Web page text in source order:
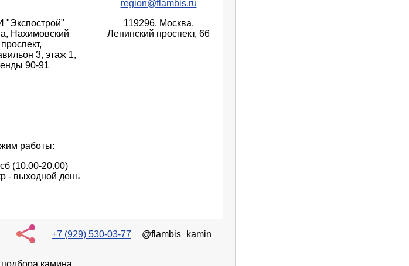
region@flambis.ru
"Экспострой"
Нахимовский
проспект,
3, этаж 1,
90-91
119296, Москва,
Ленинский проспект, 66
работы:
(10.00-20.00)
- выходной день
+7 (929) 530-03-77 @flambis_kamin
камина